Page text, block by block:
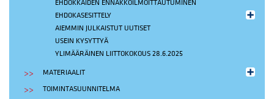
EHDOKKAIDEN ENNAKKOILMOITTAUTUMINEN
EHDOKASESITTELY
AIEMMIN JULKAISTUT UUTISET
USEIN KYSYTTYÄ
YLIMÄÄRÄINEN LIITTOKOKOUS 28.6.2025
MATERIAALIT
TOIMINTASUUNNITELMA